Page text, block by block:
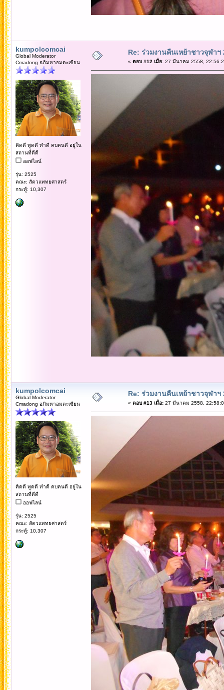
kumpolcomcai
Global Moderator
Cmadong อภิมหาอมตะเซียน
คิดดี พูดดี ทำดี คบคนดี อยู่ใน
สถานที่ดีดี
ออฟไลน์
รุ่น: 2525
คณะ: สัตวแพทยศาสตร์
กระทู้: 10,307
Re: ร่วมงานคืนเหย้าชาวจุฬาฯ
« ตอบ #12 เมื่อ:27 มีนาคม 2558,
kumpolcomcai
Global Moderator
Cmadong อภิมหาอมตะเซียน
คิดดี พูดดี ทำดี คบคนดี อยู่ใน
สถานที่ดีดี
ออฟไลน์
รุ่น: 2525
คณะ: สัตวแพทยศาสตร์
กระทู้: 10,307
Re: ร่วมงานคืนเหย้าชาวจุฬาฯ
« ตอบ #13 เมื่อ:27 มีนาคม 2558,